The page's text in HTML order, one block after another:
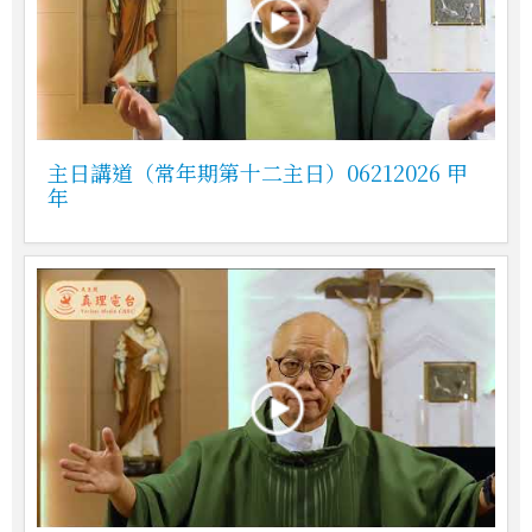
主日講道（常年期第十二主日）06212026 甲
年